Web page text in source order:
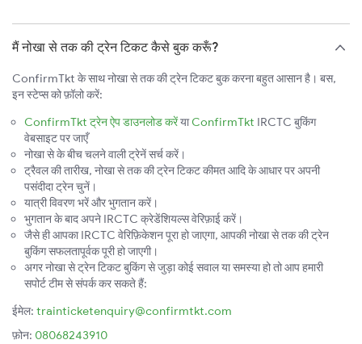
मैं नोखा से तक की ट्रेन टिकट कैसे बुक करूँ?
ConfirmTkt के साथ नोखा से तक की ट्रेन टिकट बुक करना बहुत आसान है। बस,
इन स्टेप्स को फ़ॉलो करें:
ConfirmTkt ट्रेन ऐप डाउनलोड करेंयाConfirmTkt IRCTC बुकिंग
वेबसाइट पर जाएँ
नोखा से के बीच चलने वाली ट्रेनें सर्च करें।
ट्रैवल की तारीख, नोखा से तक की ट्रेन टिकट कीमत आदि के आधार पर अपनी
पसंदीदा ट्रेन चुनें।
यात्री विवरण भरें और भुगतान करें।
भुगतान के बाद अपने IRCTC क्रेडेंशियल्स वेरिफ़ाई करें।
जैसे ही आपका IRCTC वेरिफ़िकेशन पूरा हो जाएगा, आपकी नोखा से तक की ट्रेन
बुकिंग सफलतापूर्वक पूरी हो जाएगी।
अगर नोखा से ट्रेन टिकट बुकिंग से जुड़ा कोई सवाल या समस्या हो तो आप हमारी
सपोर्ट टीम से संपर्क कर सकते हैं:
ईमेल: trainticketenquiry@confirmtkt.com
फ़ोन: 08068243910